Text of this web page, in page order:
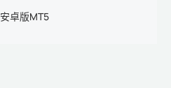
安卓版MT5